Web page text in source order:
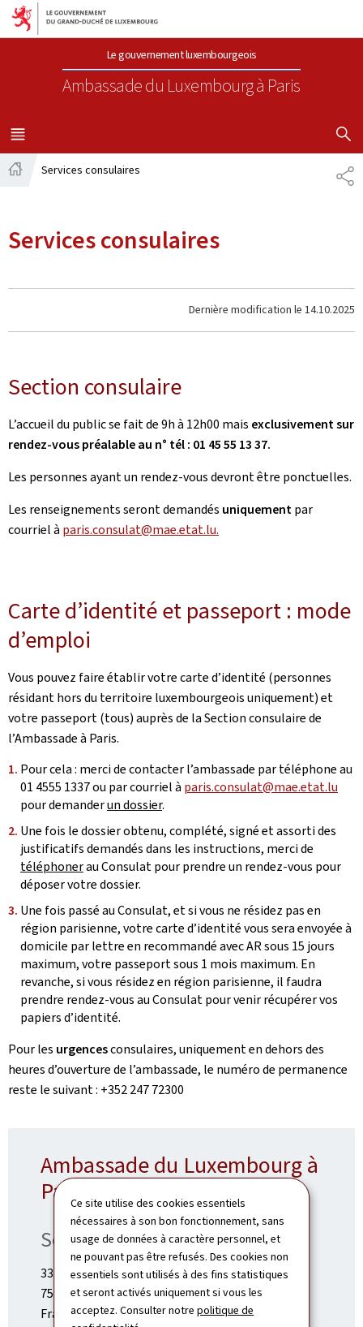
Ce site utilise des cookies essentiels
nécessaires à son bon fonctionnement, sans
usage de données à caractère personnel, et
ne pouvant pas être refusés. Des cookies non
essentiels sont utilisés à des fins statistiques
et seront activés uniquement si vous les
acceptez. Consulter notrepolitique de
Aller au menu principal
Aller au contenu
Le gouvernement luxembourgeois
Ambassade du Luxembourgà Paris
MENU
PRINCIPAL
Services consulaires
Services consulaires
Dernière modification le 14.10.2025
Section consulaire
L’accueil du public se fait de 9h à 12h00 mais exclusivement sur
rendez-vous préalable au n° tél : 01 45 55 13 37.
Les personnes ayant un rendez-vous devront être ponctuelles.
Les renseignements seront demandés uniquementpar
courriel à paris.consulat@mae.etat.lu.
Carte d’identité et passeport : mode
d’emploi
Vous pouvez faire établir votre carte d’identité (personnes
résidant hors du territoire luxembourgeois uniquement) et
votre passeport (tous) auprès de la Section consulaire de
l’Ambassade à Paris.
Pour cela : merci de contacter l’ambassade par téléphone au
01 4555 1337 ou par courriel à paris.consulat@mae.etat.lu
pour demanderun dossier.
Une fois le dossier obtenu, complété, signé et assorti des
justificatifs demandés dans les instructions, merci de
téléphonerau Consulat pour prendre un rendez-vous pour
déposer votre dossier.
Une fois passé au Consulat, et si vous ne résidez pas en
région parisienne, votre carte d’identité vous sera envoyée à
domicile par lettre en recommandé avec AR sous 15 jours
maximum, votre passeport sous 1 mois maximum. En
revanche, si vous résidez en région parisienne, il faudra
prendre rendez-vous au Consulat pour venir récupérer vos
papiers d’identité.
Pour les urgencesconsulaires, uniquement en dehors des
heures d’ouverture de l’ambassade, le numéro de permanence
reste le suivant : +352 247 72300
Ambassade du Luxembourg à
Paris
Section consulaire
33, avenue Rapp
75007 Paris
France